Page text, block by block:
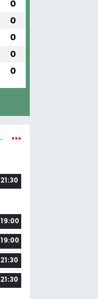
0
0
0
0
0
21:30
19:00
19:00
21:30
21:30